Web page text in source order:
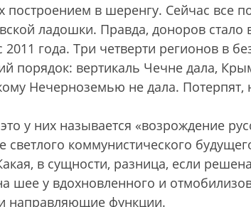
построением в шеренгу. Сейчас все
ладошки. Правда, доноров
года. Три четверти регионов в
порядок: вертикаль Чечне дала,
Нечерноземью не дала. Потерпят,
у них называется «возрождение
светлого коммунистического
в сущности, разница, если
шее у вдохновленного и
направляющие функции.